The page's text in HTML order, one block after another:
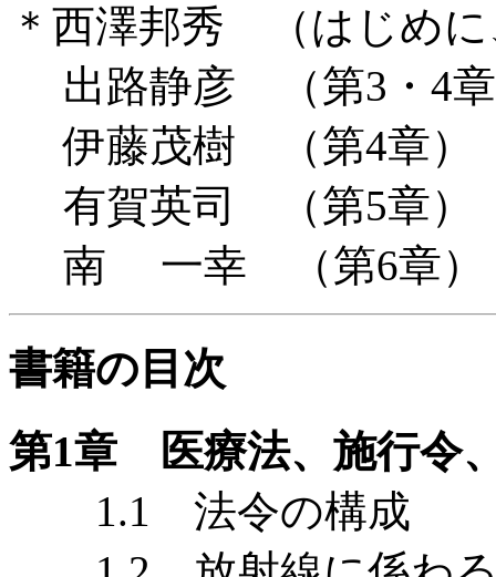
＊西澤邦秀 （はじめに
出路静彦 （第3・4
伊藤茂樹 （第4章）
有賀英司 （第5章）
南 一幸 （第6章）
書籍の目次
第1章 医療法、施行令
1.1 法令の構成